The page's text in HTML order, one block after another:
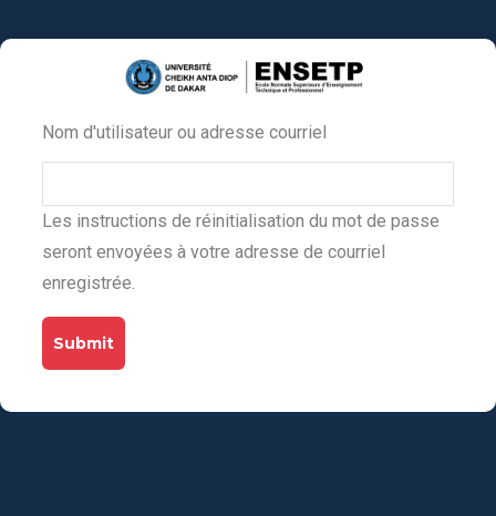
au
Primary
tabs
Nom d'utilisateur ou adresse courriel
Les instructions de réinitialisation du mot de passe
seront envoyées à votre adresse de courriel
enregistrée.